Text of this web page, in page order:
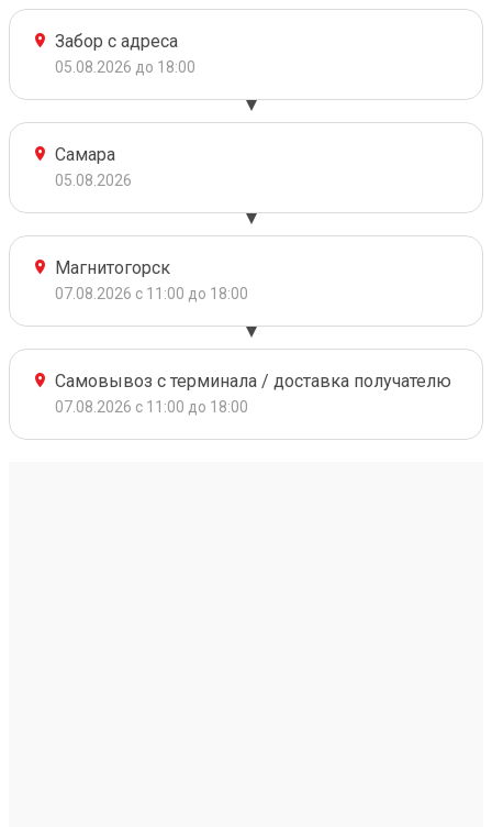
Забор с адреса
05.08.2026 до 18:00
Самара
05.08.2026
Магнитогорск
07.08.2026 с 11:00 до 18:00
Самовывоз с терминала / доставка получателю
07.08.2026 с 11:00 до 18:00